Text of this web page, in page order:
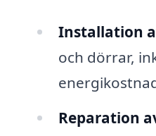
Installation
och dörrar,
Reparation